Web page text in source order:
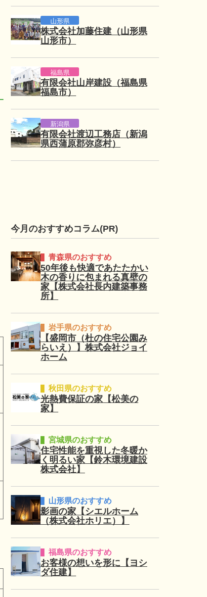
山形県
株式会社加藤住建（山形県
山形市）
福島県
有限会社山岸建設（福島県
福島市）
新潟県
有限会社渡辺工務店（新潟
県西蒲原郡弥彦村）
今月のおすすめコラム(PR)
青森県のおすすめ
50年後も快適であたたかい
木の香りに包まれる真壁の
家【株式会社長内建築事務
所】
岩手県のおすすめ
【盛岡市（杜の住宅公園み
らいえ）】株式会社ジョイ
ホーム
秋田県のおすすめ
光熱費保証の家【松美の
家】
宮城県のおすすめ
住宅性能を重視した冬暖か
く明るい家【鈴木環境建設
株式会社】
山形県のおすすめ
影画の家【シエルホーム
（株式会社ホリエ）】
福島県のおすすめ
お客様の想いを形に【ヨシ
ダ住建】